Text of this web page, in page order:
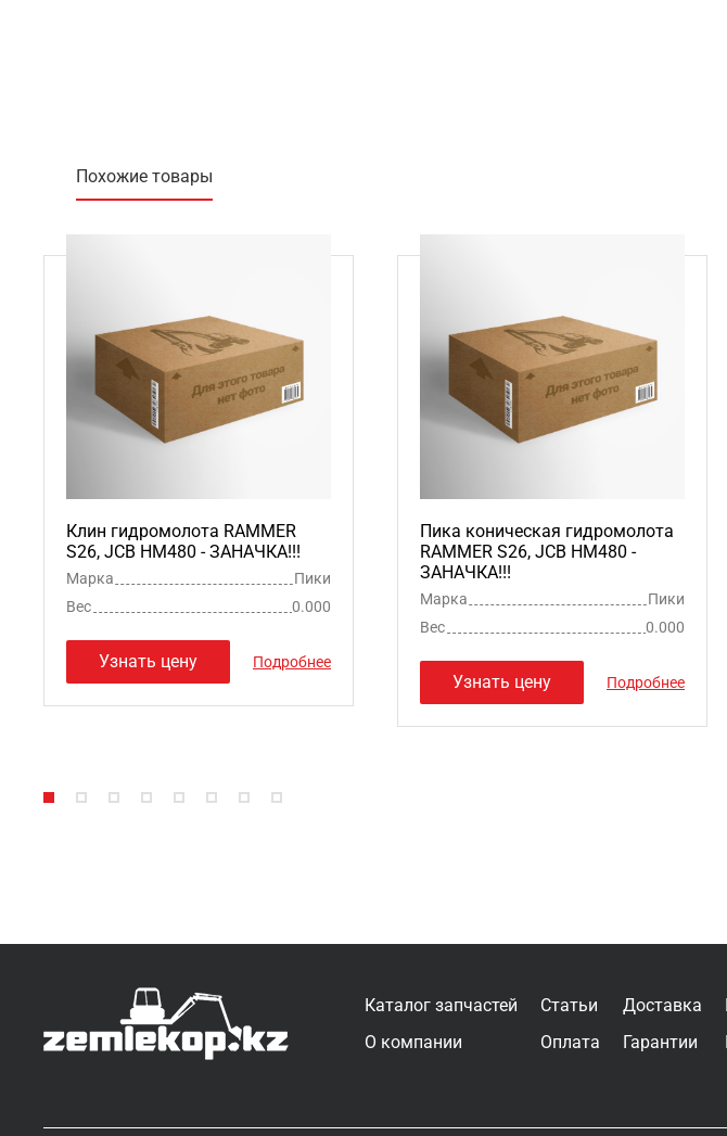
Похожие товары
Клин гидромолота RAMMER
S26, JCB HM480 - ЗАНАЧКА!!!
Марка
Пики
Вес
0.000
Узнать цену Подробнее
Пика коническая гидромолота
RAMMER S26, JCB HM480 -
ЗАНАЧКА!!!
Марка
Пики
Вес
0.000
Узнать цену Подробнее
Каталог запчастей
О компании
Статьи
Оплата
Доставка
Гарантии